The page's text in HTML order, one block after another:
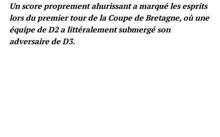
Un score proprement ahurissant a marqué les esprits
lors du premier tour de la Coupe de Bretagne, où une
équipe de D2 a littéralement submergé son
adversaire de D3.